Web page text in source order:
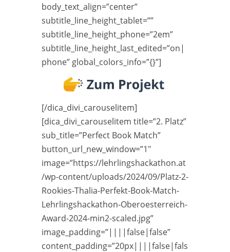
body_text_align=”center”
subtitle_line_height_tablet=””
subtitle_line_height_phone=”2em”
subtitle_line_height_last_edited=”on|
phone” global_colors_info=”{}”]
[/dica_divi_carouselitem]
[dica_divi_carouselitem title=”2. Platz”
sub_title=”Perfect Book Match”
button_url_new_window=”1″
image=”https://lehrlingshackathon.at
/wp-content/uploads/2024/09/Platz-2-
Rookies-Thalia-Perfekt-Book-Match-
Lehrlingshackathon-Oberoesterreich-
Award-2024-min2-scaled.jpg”
image_padding=”||||false|false”
content_padding=”20px||||false|fals